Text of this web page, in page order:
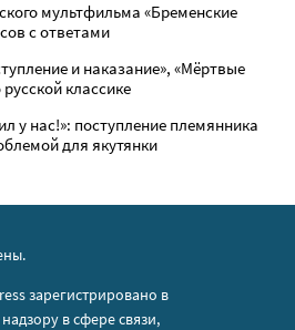
мультфильма «Бременские
с ответами
и наказание», «Мёртвые
классике
у нас!»: поступление племянника
для якутянки
зарегистрировано в
в сфере связи,